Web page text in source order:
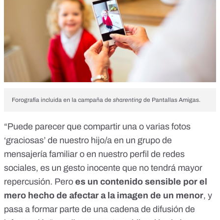
Forografía incluida en la campaña de sharenting de Pantallas Amigas.
“Puede parecer que compartir una o varias fotos
‘graciosas’ de nuestro hijo/a en un grupo de
mensajería familiar o en nuestro perfil de redes
sociales, es un gesto inocente que no tendrá mayor
repercusión. Pero es un contenido sensible por el
mero hecho de afectar a la imagen de un menor, y
pasa a formar parte de una cadena de difusión de